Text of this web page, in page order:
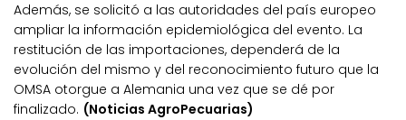
Además, se solicitó a las autoridades del país europeo
ampliar la información epidemiológica del evento. La
restitución de las importaciones, dependerá de la
evolución del mismo y del reconocimiento futuro que la
OMSA otorgue a Alemania una vez que se dé por
finalizado. (Noticias AgroPecuarias)